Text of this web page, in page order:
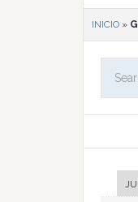
INICIO »